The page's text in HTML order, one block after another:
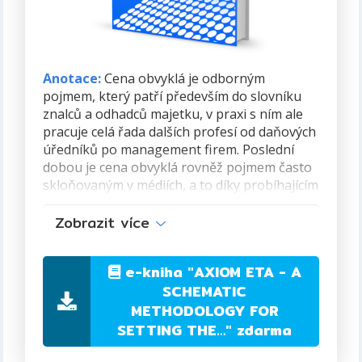
Anotace:Cena obvyklá je odborným
pojmem, který patří především do slovníku
znalců a odhadců majetku, v praxi s ním ale
pracuje celá řada dalších profesí od daňových
úředníků po management firem. Poslední
dobou je cena obvyklá rovněž pojmem často
skloňovaným v médiích, a to díky probíhajícím
trestních kauz. Za účelem vyhodnocení
zpracován i průzkum ve znalecké praxi.
Konečným výsledkem se stalo zformulování
axiomu éta, jako definice nezbytných
východisek pro stanovení ceny obvyklé a na
jeho základě i vytvoření schematické
Zobrazit více
e-kniha "AXIOM ETA - A
SCHEMATIC
METHODOLOGY FOR
SETTING THE…" zdarma